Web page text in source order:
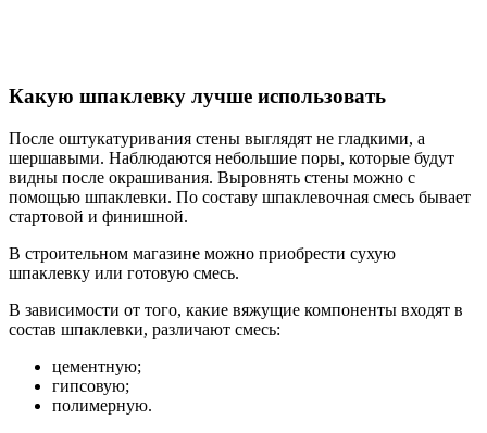
Какую шпаклевку лучше использовать
После оштукатуривания стены выглядят не гладкими, а
шершавыми. Наблюдаются небольшие поры, которые будут
видны после окрашивания. Выровнять стены можно с
помощью шпаклевки. По составу шпаклевочная смесь бывает
стартовой и финишной.
В строительном магазине можно приобрести сухую
шпаклевку или готовую смесь.
В зависимости от того, какие вяжущие компоненты входят в
состав шпаклевки, различают смесь:
цементную;
гипсовую;
полимерную.